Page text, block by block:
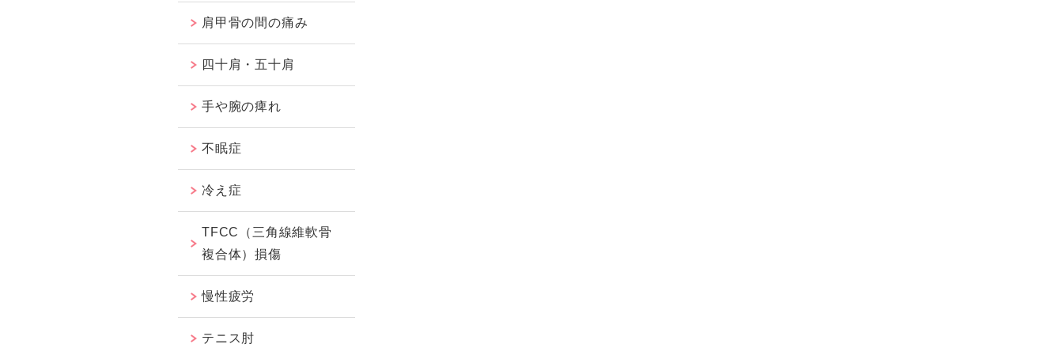
肩甲骨の間の痛み
四十肩・五十肩
手や腕の痺れ
不眠症
冷え症
TFCC（三角線維軟骨
複合体）損傷
慢性疲労
テニス肘